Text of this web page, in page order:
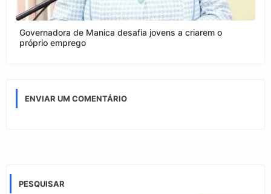
Governadora de Manica desafia jovens a criarem o
próprio emprego
ENVIAR UM COMENTÁRIO
PESQUISAR